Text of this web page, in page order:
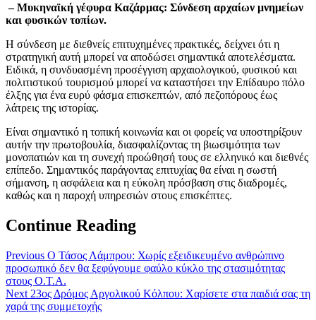
– Μυκηναϊκή γέφυρα Καζάρμας: Σύνδεση αρχαίων μνημείων
και φυσικών τοπίων.
Η σύνδεση με διεθνείς επιτυχημένες πρακτικές, δείχνει ότι η
στρατηγική αυτή μπορεί να αποδώσει σημαντικά αποτελέσματα.
Ειδικά, η συνδυασμένη προσέγγιση αρχαιολογικού, φυσικού και
πολιτιστικού τουρισμού μπορεί να καταστήσει την Επίδαυρο πόλο
έλξης για ένα ευρύ φάσμα επισκεπτών, από πεζοπόρους έως
λάτρεις της ιστορίας.
Είναι σημαντικό η τοπική κοινωνία και οι φορείς να υποστηρίξουν
αυτήν την πρωτοβουλία, διασφαλίζοντας τη βιωσιμότητα των
μονοπατιών και τη συνεχή προώθησή τους σε ελληνικό και διεθνές
επίπεδο. Σημαντικός παράγοντας επιτυχίας θα είναι η σωστή
σήμανση, η ασφάλεια και η εύκολη πρόσβαση στις διαδρομές,
καθώς και η παροχή υπηρεσιών στους επισκέπτες.
Continue Reading
Previous Ο Τάσος Λάμπρου: Χωρίς εξειδικευμένο ανθρώπινο
προσωπικό δεν θα ξεφύγουμε φαύλο κύκλο της στασιμότητας
στους Ο.Τ.Α.
Next 23ος Δρόμος Αργολικού Κόλπου: Χαρίσετε στα παιδιά σας τη
χαρά της συμμετοχής